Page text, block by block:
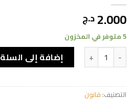
2.000د.ج
5 متوفر في المخزون
كمية Code du travail -Ar إضافة إلى السلة
التصنيف: قانون